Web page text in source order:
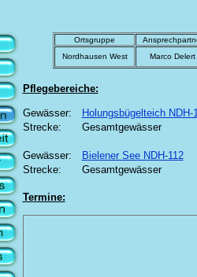
Ortsgruppe
Nordhausen West
Marco Delert
Pflegebereiche:
Gewässer:
Holungsbügelteich NDH-
Strecke:
Gesamtgewässer
Gewässer:
Bielener See NDH-112
Strecke:
Gesamtgewässer
Termine: